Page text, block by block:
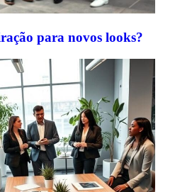
para novos looks?